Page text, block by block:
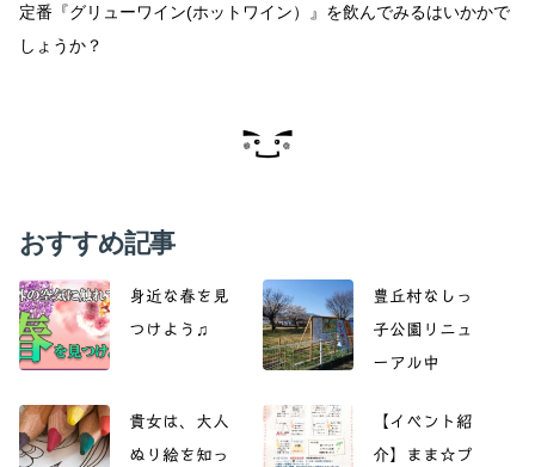
定番『グリューワイン(ホットワイン）』を飲んでみるはいかかで
しょうか？
おすすめ記事
身近な春を見
つけよう♫
豊丘村なしっ
子公園リニュ
ーアル中
貴女は、大人
ぬり絵を知っ
【イベント紹
介】まま☆プ